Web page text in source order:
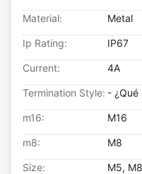
Material: Metal
Ip Rating: IP67
Current: 4A
Termination Style: - ¿Qué
m16: M16
m8: M8
Size: M5,